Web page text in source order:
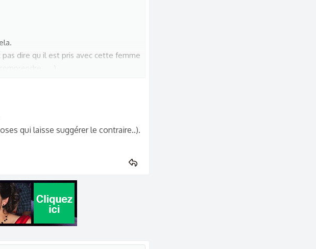
dire qu il est pris avec cette femme
…)
qui laisse suggérer le contraire..).